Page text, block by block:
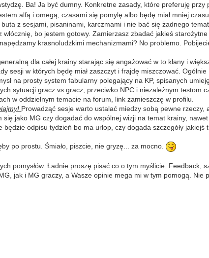
Ba! Ja być dumny. Konkretne zasady, które preferuję
alfą i omegą, czasami się pomylę albo będę miał mniej
z sesjami, pisaninami, karczmami i nie bać się żadnego
bo jestem gotowy. Zamierzasz zbadać jakieś
krasnoludzkimi mechanizmami? No problemo.
dla całej krainy starając się angażować w to klany i
sesji w których będę miał zaszczyt i frajdę miszczować.
na prosty system fabularny polegający na KP, spisanych
sytuacji gracz vs gracz, przeciwko NPC i niezależnym
w oddzielnym temacie na forum, link zamieszczę w profilu.
Prowadząć sesje warto ustalać miedzy sobą pewne
jako MG czy dogadać do wspólnej wizji na temat krainy,
będzie odpisu tydzień bo ma urlop, czy dogada szczegóły
po prostu. Śmiało, piszcie, nie gryzę... za mocno.
pomysłów. Ładnie proszę pisać co o tym myślicie.
jak i MG graczy, a Wasze opinie mega mi w tym pomogą.